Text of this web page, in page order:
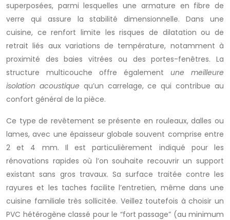
superposées, parmi lesquelles une armature en fibre de
verre qui assure la stabilité dimensionnelle. Dans une
cuisine, ce renfort limite les risques de dilatation ou de
retrait liés aux variations de température, notamment à
proximité des baies vitrées ou des portes-fenêtres. La
structure multicouche offre également une meilleure
isolation acoustique qu’un carrelage, ce qui contribue au
confort général de la pièce.
Ce type de revêtement se présente en rouleaux, dalles ou
lames, avec une épaisseur globale souvent comprise entre
2 et 4 mm. Il est particulièrement indiqué pour les
rénovations rapides où l’on souhaite recouvrir un support
existant sans gros travaux. Sa surface traitée contre les
rayures et les taches facilite l’entretien, même dans une
cuisine familiale très sollicitée. Veillez toutefois à choisir un
PVC hétérogène classé pour le “fort passage” (au minimum